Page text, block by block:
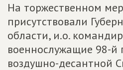
На торжественном
присутствовали
области, и.о.
военнослужащие 98-й
воздушно-десантной